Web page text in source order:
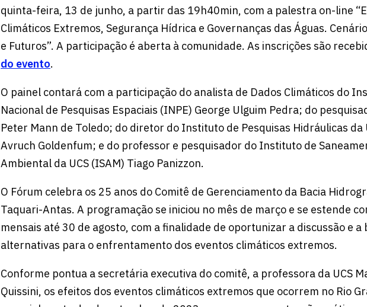
quinta-feira, 13 de junho, a partir das 19h40min, com a palestra on-line
Climáticos Extremos, Segurança Hídrica e Governanças das Águas.
e Futuros”. A participação é aberta à comunidade. As inscrições são
do evento.
O painel contará com a participação do analista de Dados Climáticos do
Nacional de Pesquisas Espaciais (INPE) George Ulguim Pedra; do
Peter Mann de Toledo; do diretor do Instituto de Pesquisas Hidráulicas da
Avruch Goldenfum; e do professor e pesquisador do Instituto de
Ambiental da UCS (ISAM) Tiago Panizzon.
O Fórum celebra os 25 anos do Comitê de Gerenciamento da Bacia
Taquari-Antas. A programação se iniciou no mês de março e se estende
mensais até 30 de agosto, com a finalidade de oportunizar a discussão e a
alternativas para o enfrentamento dos eventos climáticos extremos.
Conforme pontua a secretária executiva do comitê, a professora da UCS
Quissini, os efeitos dos eventos climáticos extremos que ocorrem no Rio